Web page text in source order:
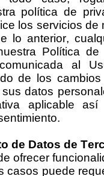
política de
los servicios de
lo anterior,
Política de
comunicada al
de los
datos
aplicable
de Datos de
ofrecer
casos puede